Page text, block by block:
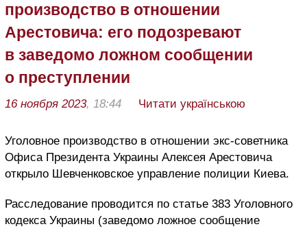
производство в отношении
Арестовича: его подозревают
в заведомо ложном сообщении
о преступлении
16 ноября 2023, 18:44 Читати українською
Уголовное производство в отношении экс-советника
Офиса Президента Украины Алексея Арестовича
открыло Шевченковское управление полиции Киева.
Расследование проводится по статье 383 Уголовного
кодекса Украины (заведомо ложное сообщение